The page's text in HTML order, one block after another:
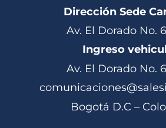
Dirección Sede
Av. El Dorado No.
Ingreso
Av. El Dorado No.
Bogotá D.C –